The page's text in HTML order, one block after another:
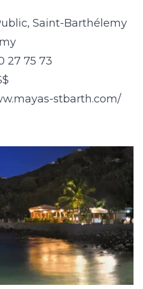
Saint-Barthélemy
27 75 73
stbarth.com/